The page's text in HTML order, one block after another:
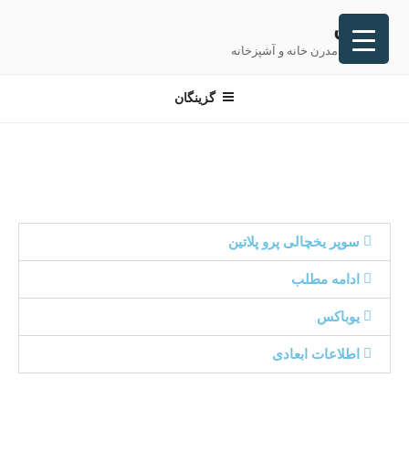
پلاتین
تجهیزات مدرن خانه و آشپزخانه
گزینگان
سوپر یخچالی پرو پلاتین
ادامه مطلب
یوباکس
اطلاعات ابعادی